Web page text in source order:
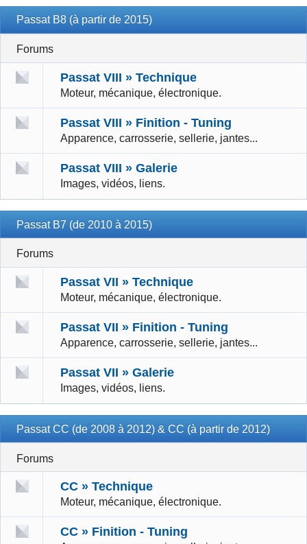
Passat B8 (à partir de 2015)
Forums
Passat VIII » Technique
Moteur, mécanique, électronique.
Passat VIII » Finition - Tuning
Apparence, carrosserie, sellerie, jantes...
Passat VIII » Galerie
Images, vidéos, liens.
Passat B7 (de 2010 à 2015)
Forums
Passat VII » Technique
Moteur, mécanique, électronique.
Passat VII » Finition - Tuning
Apparence, carrosserie, sellerie, jantes...
Passat VII » Galerie
Images, vidéos, liens.
Passat CC (de 2008 à 2012) & CC (à partir de 2012)
Forums
CC » Technique
Moteur, mécanique, électronique.
CC » Finition - Tuning